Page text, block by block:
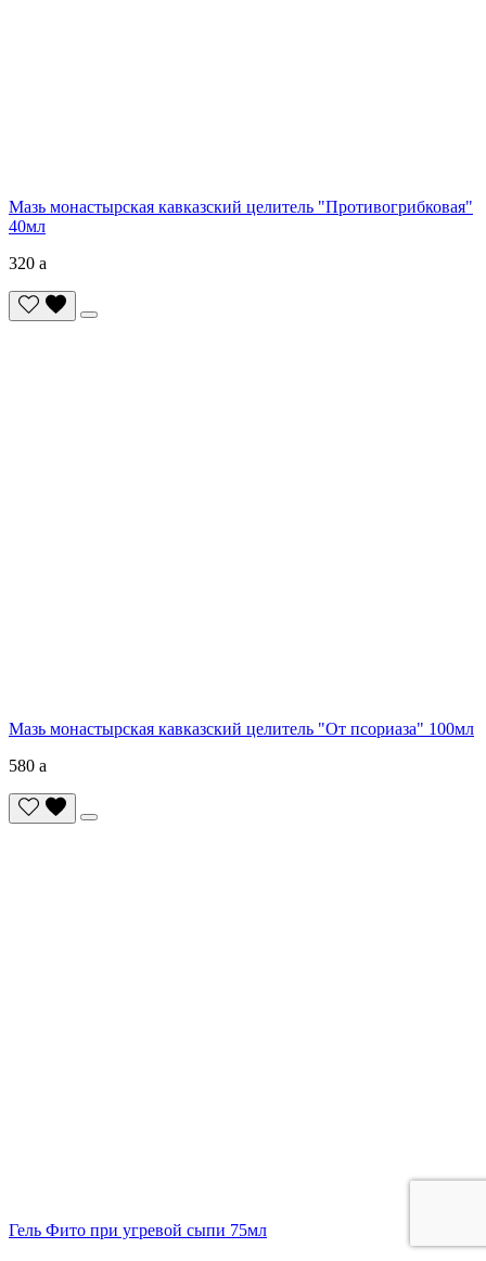
Мазь монастырская кавказский целитель "Противогрибковая"
40мл
320 a
Мазь монастырская кавказский целитель "От псориаза" 100мл
580 a
Гель Фито при угревой сыпи 75мл